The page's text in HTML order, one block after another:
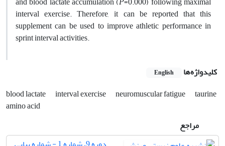
interval exercise. Therefore, it can be reported that this
supplement can be used to improve athletic performance in
sprint interval activities.
کلیدواژه‌ها English
blood lactate interval exercise neuromuscular fatigue
taurine
amino acid
مراجع